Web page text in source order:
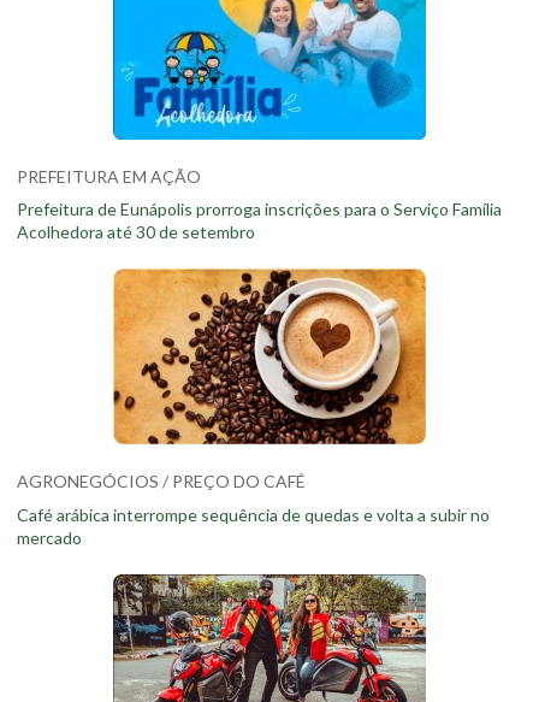
PREFEITURA EM AÇÃO
Prefeitura de Eunápolis prorroga inscrições para o Serviço Família
Acolhedora até 30 de setembro
AGRONEGÓCIOS / PREÇO DO CAFÉ
Café arábica interrompe sequência de quedas e volta a subir no
mercado